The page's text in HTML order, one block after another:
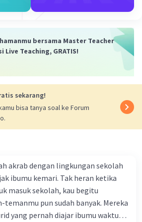
gerakan tari dapat membantu penari
dan interaksi penonton juga dapat
kualitas penampilan tari. Penari biasanya
dan memberikan penampilan
faktor yang dapat mempengaruhi
Tari Kecak, tidak hanya banyaknya
faktor tersebut antara lain
latihan penari, kondisi fisik dan mental
interaksi penonton. Semoga
Anda 🙂.
5.0(1) Balas
bersama Master Teacher
Live Teaching, GRATIS!
sekarang!
bisa tanya soal ke Forum
akrab dengan lingkungan sekolah
ibumu kemari. Tak heran ketika
masuk sekolah, kau begitu
pun sudah banyak. Mereka
yang pernah diajar ibumu waktu